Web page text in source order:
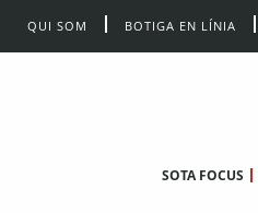
QUI SOM BOTIGA EN LÍNIA
SOTA FOCUS